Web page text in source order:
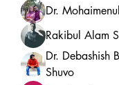
Dr.
Rakibul Alam
Dr. Debashish
Shuvo